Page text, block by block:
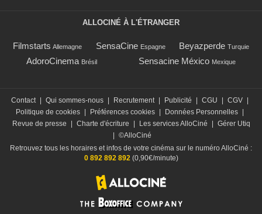
ALLOCINÉ À L'ÉTRANGER
Filmstarts Allemagne SensaCine Espagne Beyazperde Turquie
AdoroCinema Brésil Sensacine México Mexique
Contact | Qui sommes-nous | Recrutement | Publicité | CGU | CGV |
Politique de cookies | Préférences cookies | Données Personnelles |
Revue de presse
| Charte d'écriture | Les services AlloCiné | Gérer Utiq
| ©AlloCiné
Retrouvez tous les horaires et infos de votre cinéma sur le numéro AlloCiné :
0 892 892 892 (0,90€/minute)